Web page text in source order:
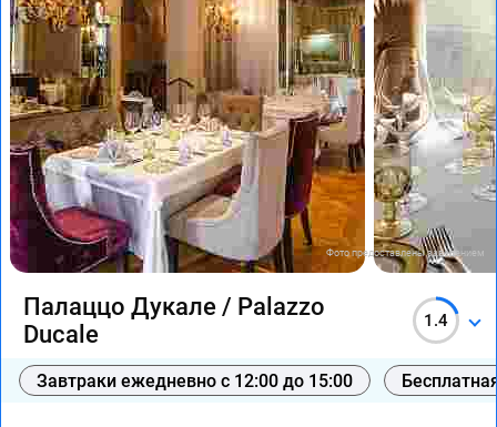
Фото предоставлены заведением
Палаццо Дукале / Palazzo
Ducale
1.4
Завтраки ежедневно с 12:00 до 15:00